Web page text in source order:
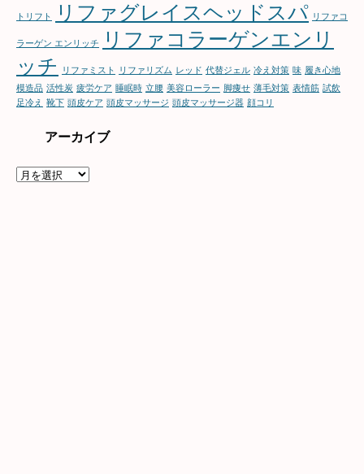
トリフト リファグレイスヘッドスパ リファコ
ラーゲン エンリッチ
リファコラーゲンエンリ
ッチ
リファミスト リファリズム レッド 代替ジェル 冷え対策 味 履き心地
模造品 活性炭 疲労ケア 睡眠時 立腰 美容ローラー 脚痩せ 薄毛対策 表情筋 試飲
足冷え 靴下 頭皮ケア 頭皮マッサージ 頭皮マッサージ器 顔コリ
アーカイブ
ア